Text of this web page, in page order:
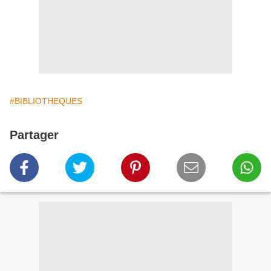
#BIBLIOTHEQUES
Partager